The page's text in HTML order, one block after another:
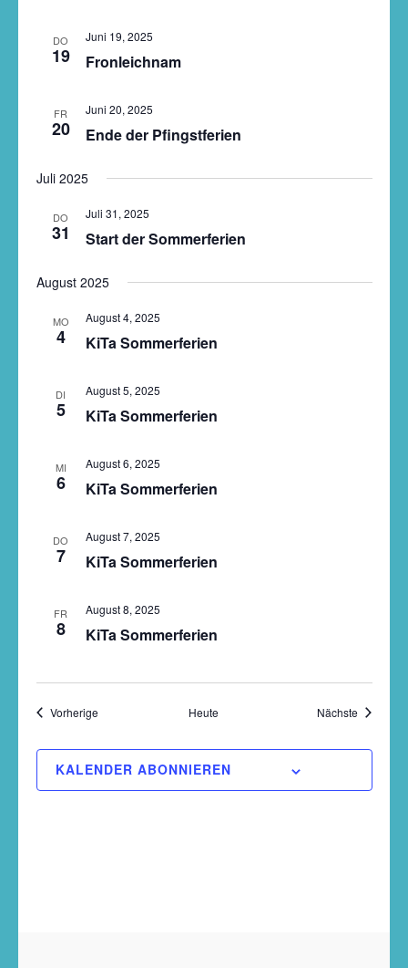
DO
19
Juni 19, 2025
Fronleichnam
FR
20
Juni 20, 2025
Ende der Pfingstferien
Juli 2025
DO
31
Juli 31, 2025
Start der Sommerferien
August 2025
MO
4
August 4, 2025
KiTa Sommerferien
DI
5
August 5, 2025
KiTa Sommerferien
MI
6
August 6, 2025
KiTa Sommerferien
DO
7
August 7, 2025
KiTa Sommerferien
FR
8
August 8, 2025
KiTa Sommerferien
VorherigeVeranstaltungen Heute Nächste
KALENDER ABONNIEREN